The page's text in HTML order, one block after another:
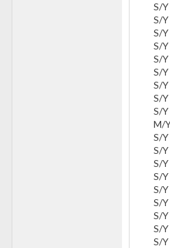
S/
S/
S/
S/
S/
S/
S/
S/
S/
M/
S/
S/
S/Y
S/
S/
S/
S/
S/
S/